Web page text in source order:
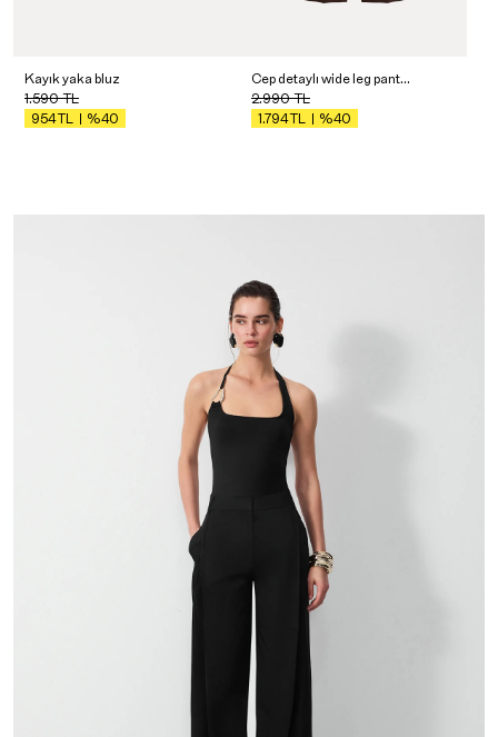
Kayık yaka bluz
1.590TL
954TL %40
Cep detaylı wide leg pantolon
2.990TL
1.794TL %40